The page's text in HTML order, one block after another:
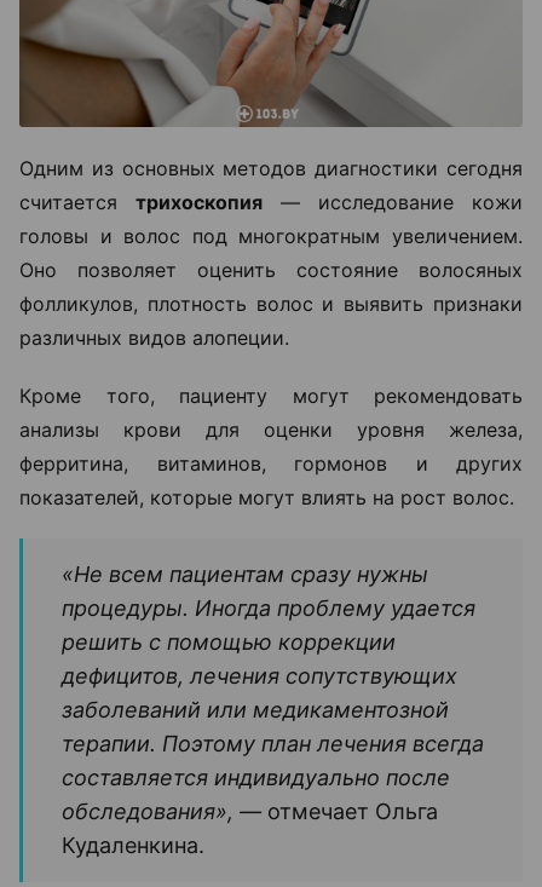
Одним из основных методов диагностики сегодня
считается трихоскопия — исследование кожи
головы и волос под многократным увеличением.
Оно позволяет оценить состояние волосяных
фолликулов, плотность волос и выявить признаки
различных видов алопеции.
Кроме того, пациенту могут рекомендовать
анализы крови для оценки уровня железа,
ферритина, витаминов, гормонов и других
показателей, которые могут влиять на рост волос.
«Не всем пациентам сразу нужны
процедуры. Иногда проблему удается
решить с помощью коррекции
дефицитов, лечения сопутствующих
заболеваний или медикаментозной
терапии. Поэтому план лечения всегда
составляется индивидуально после
обследования», — отмечает Ольга
Кудаленкина.